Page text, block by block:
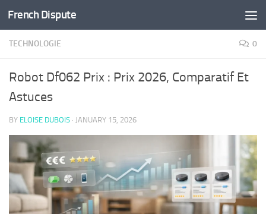
Skip to content
French Dispute
TECHNOLOGIE 0
Robot Df062 Prix : Prix 2026, Comparatif Et
Astuces
BY ELOISE DUBOIS · JANUARY 15, 2026